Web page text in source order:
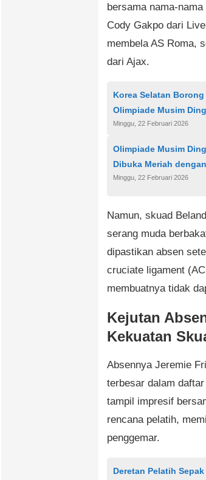
bersama nama-
Cody Gakpo dari
membela AS Roma,
dari Ajax.
Korea Selatan
Olimpiade Musim
Minggu, 22 Februari 2026
Olimpiade Musim
Dibuka Meriah
Minggu, 22 Februari 2026
Namun, skuad
serang muda
dipastikan absen
cruciate ligament
membuatnya tidak
Kejutan
Kekuatan
Absennya Jeremie
terbesar dalam
tampil impresif
rencana pelatih,
penggemar.
Deretan Pelatih